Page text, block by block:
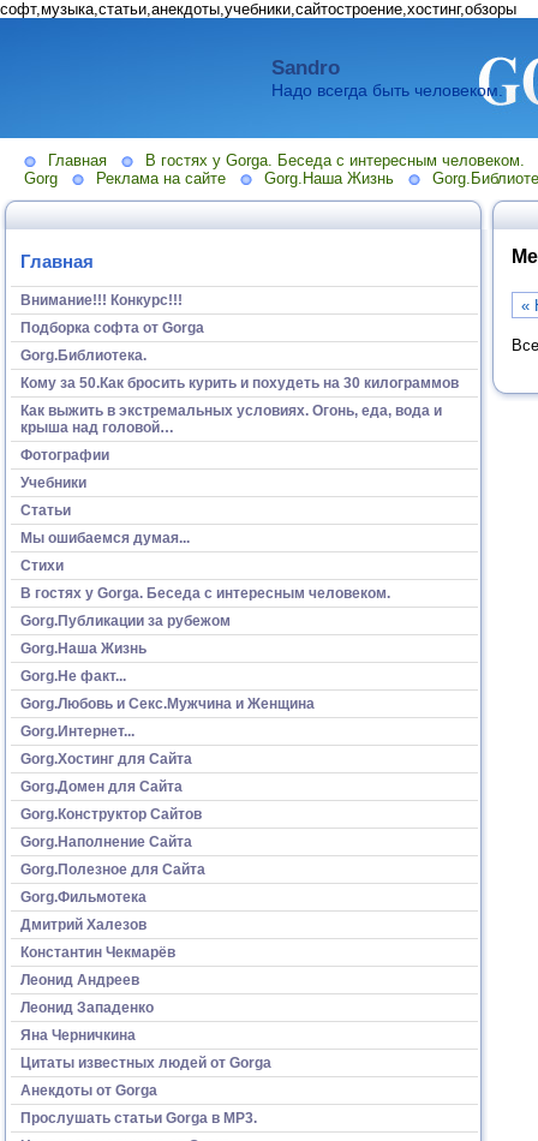
софт,музыка,статьи,анекдоты,учебники,сайтостроение,хостинг,обзоры
Sandro
Надо всегда быть человеком.
Главная
В гостях у Gorga. Беседа с интересным человеком.
Gorg
Реклама на сайте Gorg.Наша Жизнь
Главная
Внимание!!! Конкурс!!!
Подборка софта от Gorga
Gorg.Библиотека.
Кому за 50.Как бросить курить и похудеть на 30 килограммов
Как выжить в экстремальных условиях. Огонь, еда, вода и
крыша над головой…
Фотографии
Учебники
Статьи
Мы ошибаемся думая...
Стихи
В гостях у Gorga. Беседа с интересным человеком.
Gorg.Публикации за рубежом
Gorg.Наша Жизнь
Gorg.Не факт...
Gorg.Любовь и Секс.Мужчина и Женщина
Gorg.Интернет...
Gorg.Хостинг для Сайта
Gorg.Домен для Сайта
Gorg.Конструктор Сайтов
Gorg.Наполнение Сайта
Gorg.Полезное для Сайта
Gorg.Фильмотека
Дмитрий Халезов
Константин Чекмарёв
Леонид Андреев
Леонид Западенко
Яна Черничкина
Цитаты известных людей от Gorga
Анекдоты от Gorga
Прослушать статьи Gorga в МР3.
«